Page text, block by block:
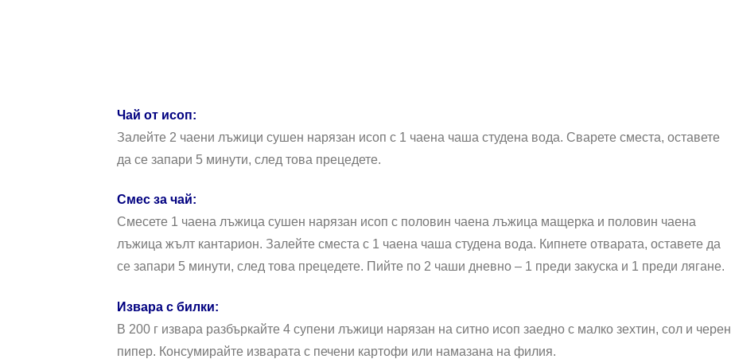
Чай от исоп:
Залейте 2 чаени лъжици сушен нарязан исоп с 1 чаена чаша студена вода. Сварете сместа, оставете
да се запари 5 минути, след това прецедете.
Смес за чай:
Смесете 1 чаена лъжица сушен нарязан исоп с половин чаена лъжица мащерка и половин чаена
лъжица жълт кантарион. Залейте сместа с 1 чаена чаша студена вода. Кипнете отварата, оставете да
се запари 5 минути, след това прецедете. Пийте по 2 чаши дневно – 1 преди закуска и 1 преди лягане.
Извара с билки:
В 200 г извара разбъркайте 4 супени лъжици нарязан на ситно исоп заедно с малко зехтин, сол и черен
пипер. Консумирайте изварата с печени картофи или намазана на филия.